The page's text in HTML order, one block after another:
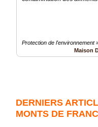
Protection de l'environnement
Maison
DERNIERS
MONTS DE